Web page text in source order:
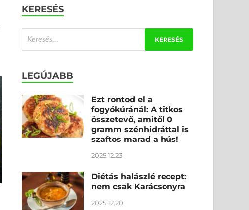
KERESÉS
LEGÚJABB
Ezt rontod el a
fogyókúránál: A titkos
összetevő, amitől 0
gramm szénhidráttal is
szaftos marad a hús!
2025.12.23
Diétás halászlé recept:
nem csak Karácsonyra
2025.12.20